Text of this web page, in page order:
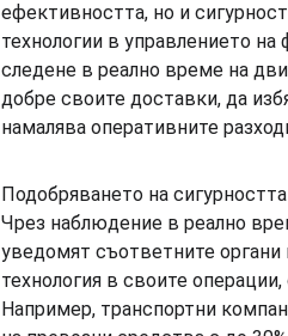
ефективността, но и
технологии в управлението
следене в реално време на
добре своите доставки, да
намалява оперативните
Подобряването на
Чрез наблюдение в реално
уведомят съответните органи
технология в своите
Например, транспортни